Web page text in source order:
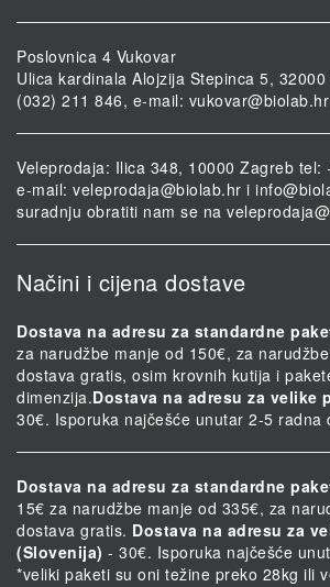
Poslovnica 4 Vukovar
Ulica kardinala Alojzija Stepinca 5,
(032) 211 846, e-mail: vukovar@biolab.hr
Veleprodaja: Ilica 348, 10000 Zagreb tel:
e-mail: veleprodaja@biolab.hr i
suradnju obratiti nam se na
Načini i cijena dostave
Dostava na adresu za standardne
za narudžbe manje od 150€, za
dostava gratis, osim krovnih kutija i
dimenzija.Dostava na adresu za velike
30€. Isporuka najčešće unutar 2-5 radna
Dostava na adresu za standardne
15€ za narudžbe manje od 335€, za
dostava gratis. Dostava na adresu za
(Slovenija) - 30€. Isporuka najčešće
*veliki paketi su oni težine preko 28kg ili